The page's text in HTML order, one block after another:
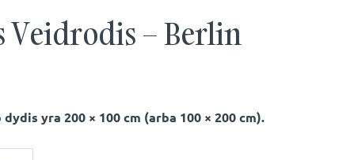
Veidrodis – Berlin
yra 200 × 100 cm (arba 100 × 200 cm).